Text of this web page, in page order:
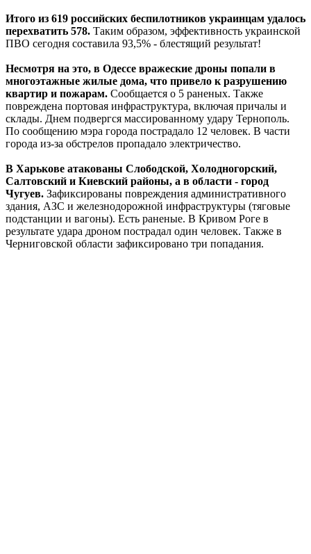
Итого из 619 российских беспилотников украинцам удалось
перехватить 578. Таким образом, эффективность украинской
ПВО сегодня составила 93,5% - блестящий результат!
Несмотря на это, в Одессе вражеские дроны попали в
многоэтажные жилые дома, что привело к разрушению
квартир и пожарам. Сообщается о 5 раненых. Также
повреждена портовая инфраструктура, включая причалы и
склады. Днем подвергся массированному удару Тернополь.
По сообщению мэра города пострадало 12 человек. В части
города из-за обстрелов пропадало электричество.
В Харькове атакованы Слободской, Холодногорский,
Салтовский и Киевский районы, а в области - город
Чугуев. Зафиксированы повреждения административного
здания, АЗС и железнодорожной инфраструктуры (тяговые
подстанции и вагоны). Есть раненые. В Кривом Роге в
результате удара дроном пострадал один человек. Также в
Черниговской области зафиксировано три попадания.